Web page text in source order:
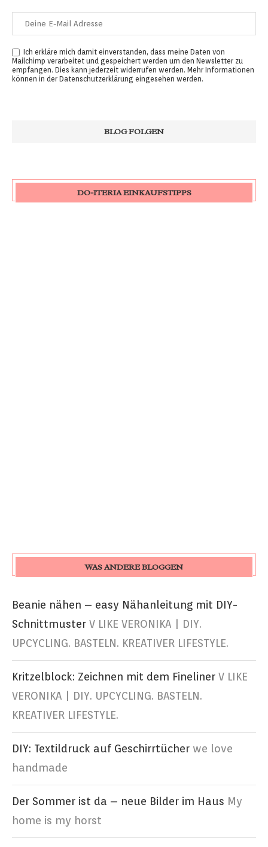
Ich erkläre mich damit einverstanden, dass meine Daten von
Mailchimp verarbeitet und gespeichert werden um den Newsletter zu
empfangen. Dies kann jederzeit widerrufen werden. Mehr Informationen
können in der Datenschutzerklärung eingesehen werden.
DO-ITERIA EINKAUFSTIPPS
WAS ANDERE BLOGGEN
Beanie nähen – easy Nähanleitung mit DIY-
Schnittmuster V LIKE VERONIKA | DIY.
UPCYCLING. BASTELN. KREATIVER LIFESTYLE.
Kritzelblock: Zeichnen mit dem Fineliner V LIKE
VERONIKA | DIY. UPCYCLING. BASTELN.
KREATIVER LIFESTYLE.
DIY: Textildruck auf Geschirrtücher we love
handmade
Der Sommer ist da – neue Bilder im Haus My
home is my horst